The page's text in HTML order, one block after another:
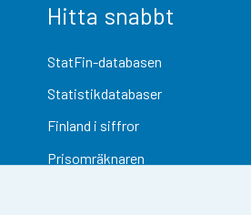
Hitta snabbt
StatFin-databasen
Statistikdatabaser
Finland i siffror
Prisomräknaren